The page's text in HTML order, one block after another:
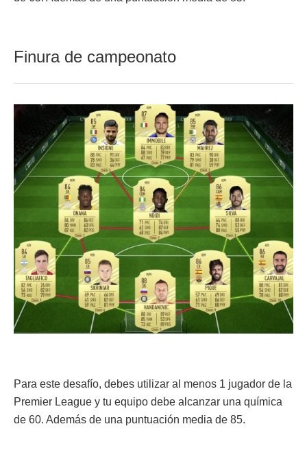
Finura de campeonato
Para este desafío, debes utilizar al menos 1 jugador de la
Premier League y tu equipo debe alcanzar una química
de 60. Además de una puntuación media de 85.